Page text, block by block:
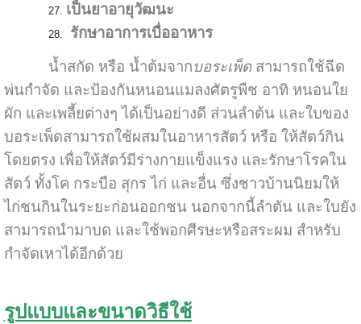
เป็นยาอายุวัฒนะ
รักษาอาการเบื่ออาหาร
น้ำสกัด หรือ น้ำต้มจากบอระเพ็ด สามารถใช้ฉีด
พ่นกำจัด และป้องกันหนอนแมลงศัตรูพืช อาทิ หนอนใย
ผัก และเพลี้ยต่างๆ ได้เป็นอย่างดี ส่วนลำต้น และใบของ
บอระเพ็ดสามารถใช้ผสมในอาหารสัตว์ หรือ ให้สัตว์กิน
โดยตรง เพื่อให้สัตว์มีร่างกายแข็งแรง และรักษาโรคใน
สัตว์ ทั้งโค กระบือ สุกร ไก่ และอื่น ซึ่งชาวบ้านนิยมให้
ไก่ชนกินในระยะก่อนออกชน นอกจากนี้ลำตัน และใบยัง
สามารถนำมาบด และใช้พอกศีรษะหรือสระผม สำหรับ
กำจัดเหาได้อีกด้วย
รูปแบบและขนาดวิธีใช้